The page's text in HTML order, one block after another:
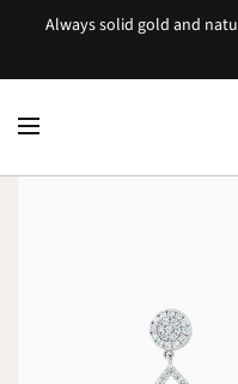
Always solid gold and